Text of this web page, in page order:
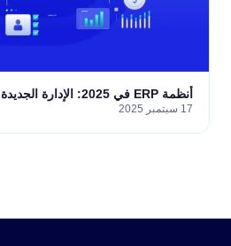
أنظمة ERP في 2025: الإدارة الجديدة للمؤسسات الصناعية
17 سبتمبر 2025